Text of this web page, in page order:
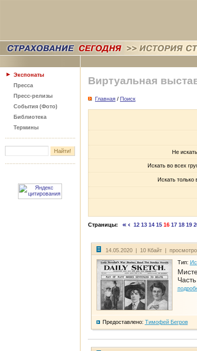
Экспонаты
Пресса
Пресс-релизы
События (Фото)
Библиотека
Термины
Виртуальная
Главная / Поиск
Не
Искать во всех
Искать только
Страницы: 12 13 14 15 16 17 18 19
14.05.2020 | 10 Кбайт |
Тип:
Предоставлено: Тимофей Бегров